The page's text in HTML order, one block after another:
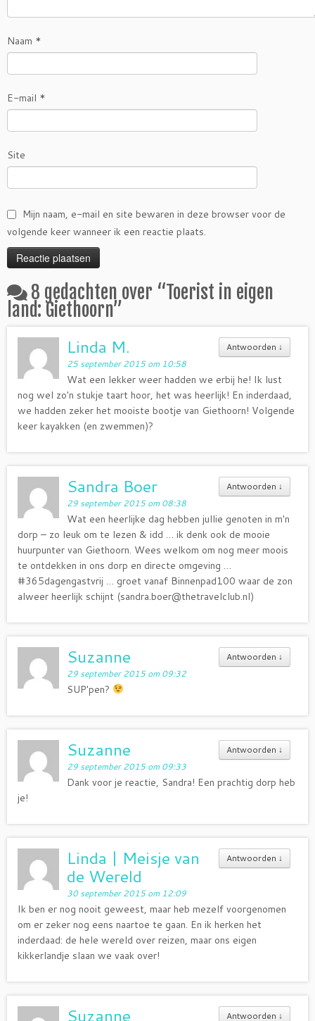
Naam *
E-mail *
Site
Mijn naam, e-mail en site bewaren in deze browser voor de
volgende keer wanneer ik een reactie plaats.
8 gedachten over “Toerist in eigen
land: Giethoorn”
Antwoorden ↓
Linda M.
25 september 2015 om 10:58
Wat een lekker weer hadden we erbij he! Ik lust
nog wel zo'n stukje taart hoor, het was heerlijk! En inderdaad,
we hadden zeker het mooiste bootje van Giethoorn! Volgende
keer kayakken (en zwemmen)?
Antwoorden ↓
Sandra Boer
29 september 2015 om 08:38
Wat een heerlijke dag hebben jullie genoten in m'n
dorp – zo leuk om te lezen & idd … ik denk ook de mooie
huurpunter van Giethoorn. Wees welkom om nog meer moois
te ontdekken in ons dorp en directe omgeving …
#365dagengastvrij … groet vanaf Binnenpad100 waar de zon
alweer heerlijk schijnt (sandra.boer@thetravelclub.nl)
Antwoorden ↓
Suzanne
29 september 2015 om 09:32
SUP'pen?
Antwoorden ↓
Suzanne
29 september 2015 om 09:33
Dank voor je reactie, Sandra! Een prachtig dorp heb
je!
Antwoorden ↓
Linda | Meisje van
de Wereld
30 september 2015 om 12:09
Ik ben er nog nooit geweest, maar heb mezelf voorgenomen
om er zeker nog eens naartoe te gaan. En ik herken het
inderdaad: de hele wereld over reizen, maar ons eigen
kikkerlandje slaan we vaak over!
Antwoorden ↓
Suzanne